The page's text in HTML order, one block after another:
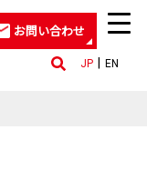
JP EN
お問い合わせ